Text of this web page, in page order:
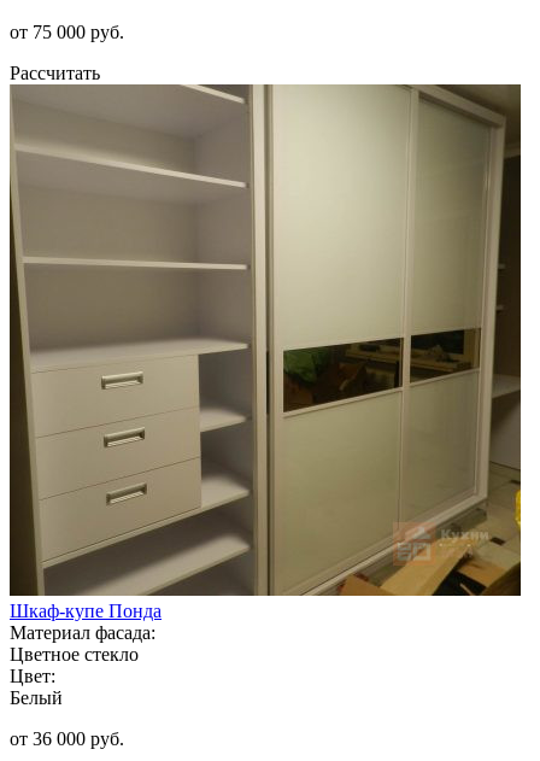
от 75 000 руб.
Рассчитать
Шкаф-купе Понда
Материал фасада:
Цветное стекло
Цвет:
Белый
от 36 000 руб.